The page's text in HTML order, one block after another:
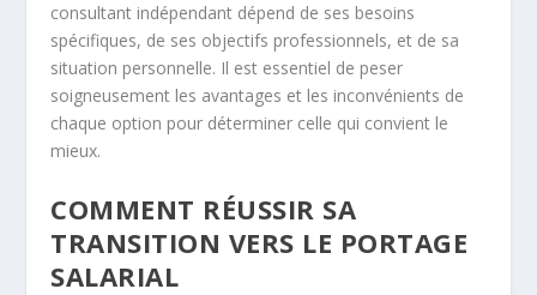
consultant indépendant dépend de ses besoins
spécifiques, de ses objectifs professionnels, et de sa
situation personnelle. Il est essentiel de peser
soigneusement les avantages et les inconvénients de
chaque option pour déterminer celle qui convient le
mieux.
COMMENT RÉUSSIR SA
TRANSITION VERS LE PORTAGE
SALARIAL